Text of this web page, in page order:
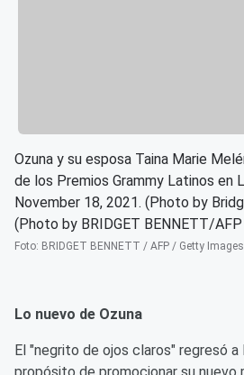
Ozuna y su esposa Taina Marie
de los Premios Grammy Latinos en
November 18, 2021. (Photo by
(Photo by BRIDGET BENNETT/
Foto: BRIDGET BENNETT / AFP / Getty Images
Lo nuevo de Ozuna
El "negrito de ojos claros" regresó